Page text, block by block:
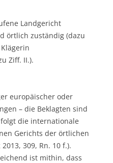
Landgericht
örtlich zuständig (dazu
Ziff. II.).
europäischer oder
– die Beklagten sind
die internationale
Gerichts der örtlichen
309, Rn. 10 f.).
ist mithin, dass